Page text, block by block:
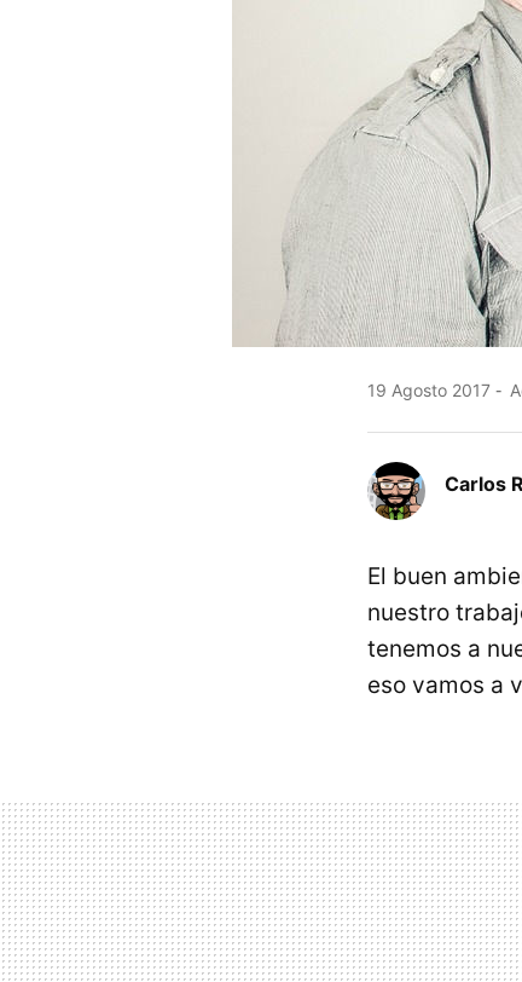
19 Agosto 2017
Carlos
El buen
nuestro
tenemos a
eso vamos a